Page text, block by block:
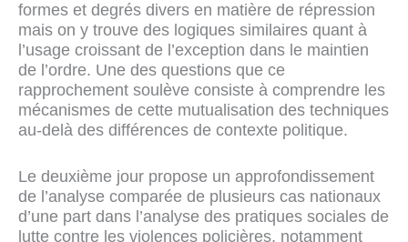
formes et degrés divers en matière de répression
mais on y trouve des logiques similaires quant à
l’usage croissant de l’exception dans le maintien
de l’ordre. Une des questions que ce
rapprochement soulève consiste à comprendre les
mécanismes de cette mutualisation des techniques
au-delà des différences de contexte politique.
Le deuxième jour propose un approfondissement
de l’analyse comparée de plusieurs cas nationaux
d’une part dans l’analyse des pratiques sociales de
lutte contre les violences policières, notamment